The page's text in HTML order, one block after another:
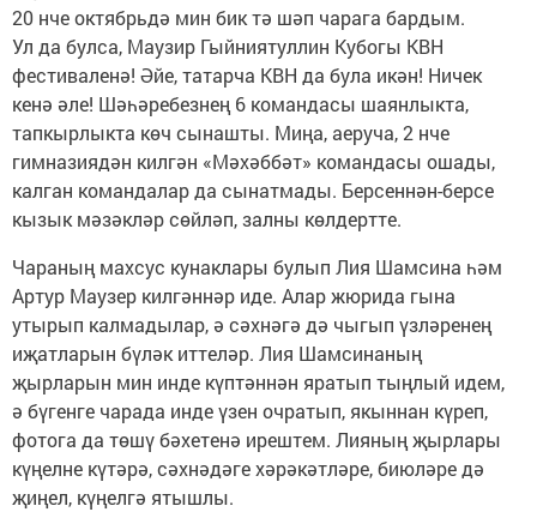
20 нче октябрьдә мин бик тә шәп чарага бардым.
Ул да булса, Маузир Гыйниятуллин Кубогы КВН
фестиваленә! Әйе, татарча КВН да була икән! Ничек
кенә әле! Шәһәребезнең 6 командасы шаянлыкта,
тапкырлыкта көч сынашты. Миңа, аеруча, 2 нче
гимназиядән килгән «Мәхәббәт» командасы ошады,
калган командалар да сынатмады. Берсеннән-берсе
кызык мәзәкләр сөйләп, залны көлдертте.
Чараның махсус кунаклары булып Лия Шамсина һәм
Артур Маузер килгәннәр иде. Алар жюрида гына
утырып калмадылар, ә сәхнәгә дә чыгып үзләренең
иҗатларын бүләк иттеләр. Лия Шамсинаның
җырларын мин инде күптәннән яратып тыңлый идем,
ә бүгенге чарада инде үзен очратып, якыннан күреп,
фотога да төшү бәхетенә ирештем. Лияның җырлары
күңелне күтәрә, сәхнәдәге хәрәкәтләре, биюләре дә
җиңел, күңелгә ятышлы.